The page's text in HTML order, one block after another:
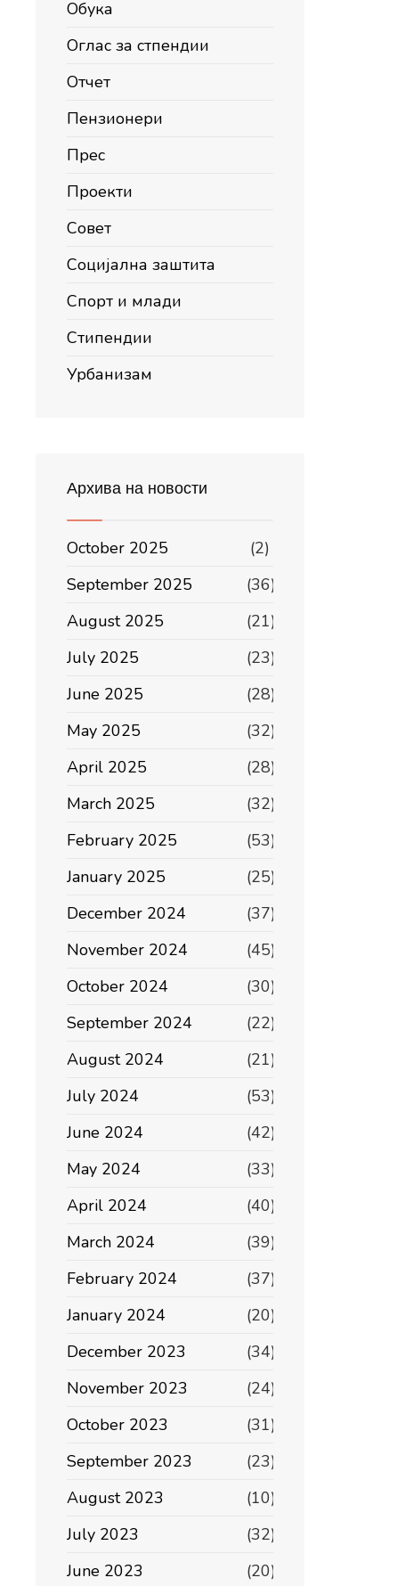
Обука
Оглас за стпендии
Отчет
Пензионери
Прес
Проекти
Совет
Социјална заштита
Спорт и млади
Стипендии
Урбанизам
Архива на новости
October 2025
(2)
September 2025
(36)
August 2025
(21)
July 2025
(23)
June 2025
(28)
May 2025
(32)
April 2025
(28)
March 2025
(32)
February 2025
(53)
January 2025
(25)
December 2024
(37)
November 2024
(45)
October 2024
(30)
September 2024
(22)
August 2024
(21)
July 2024
(53)
June 2024
(42)
May 2024
(33)
April 2024
(40)
March 2024
(39)
February 2024
(37)
January 2024
(20)
December 2023
(34)
November 2023
(24)
October 2023
(31)
September 2023
(23)
August 2023
(10)
July 2023
(32)
June 2023
(20)